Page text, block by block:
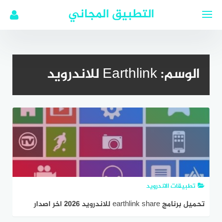
التطبيق المجاني
الوسم:Earthlink للاندرويد
تطبيقات الاندرويد
تحميل برنامج earthlink share للاندرويد 2026 اخر اصدار